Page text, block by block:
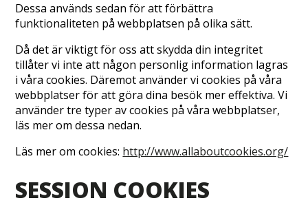
Dessa används sedan för att förbättra
funktionaliteten på webbplatsen på olika sätt.
Då det är viktigt för oss att skydda din integritet
tillåter vi inte att någon personlig information lagras
i våra cookies. Däremot använder vi cookies på våra
webbplatser för att göra dina besök mer effektiva. Vi
använder tre typer av cookies på våra webbplatser,
läs mer om dessa nedan.
Läs mer om cookies: http://www.allaboutcookies.org/
SESSION COOKIES